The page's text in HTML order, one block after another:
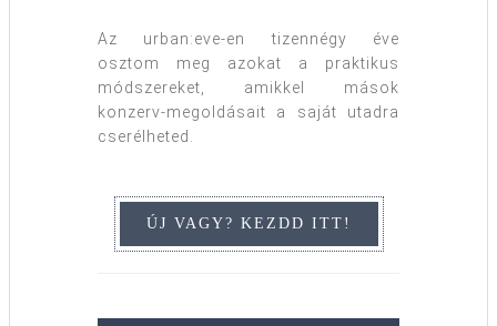
Az urban:eve-en tizennégy éve
osztom meg azokat a praktikus
módszereket, amikkel mások
konzerv-megoldásait a saját utadra
cserélheted.